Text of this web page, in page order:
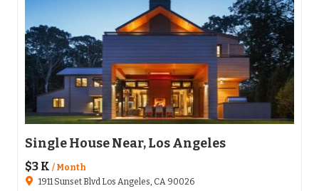
Single House Near, Los Angeles
$3 K / Month
1911 Sunset Blvd Los Angeles, CA 90026